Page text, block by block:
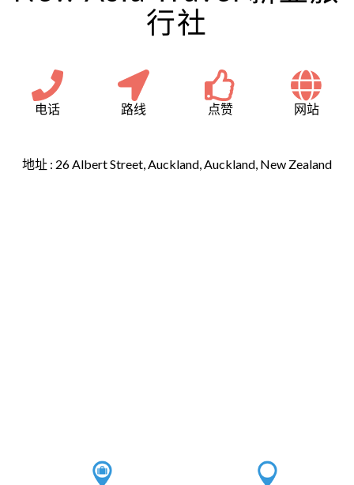
行社
电话 路线 点赞 网站
地址 : 26 Albert Street, Auckland, Auckland, New Zealand